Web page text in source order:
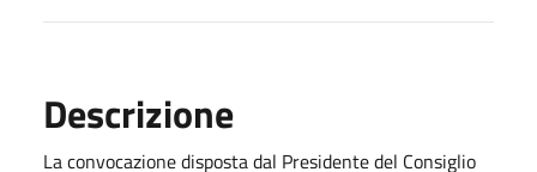
Descrizione
La convocazione disposta dal Presidente del Consiglio